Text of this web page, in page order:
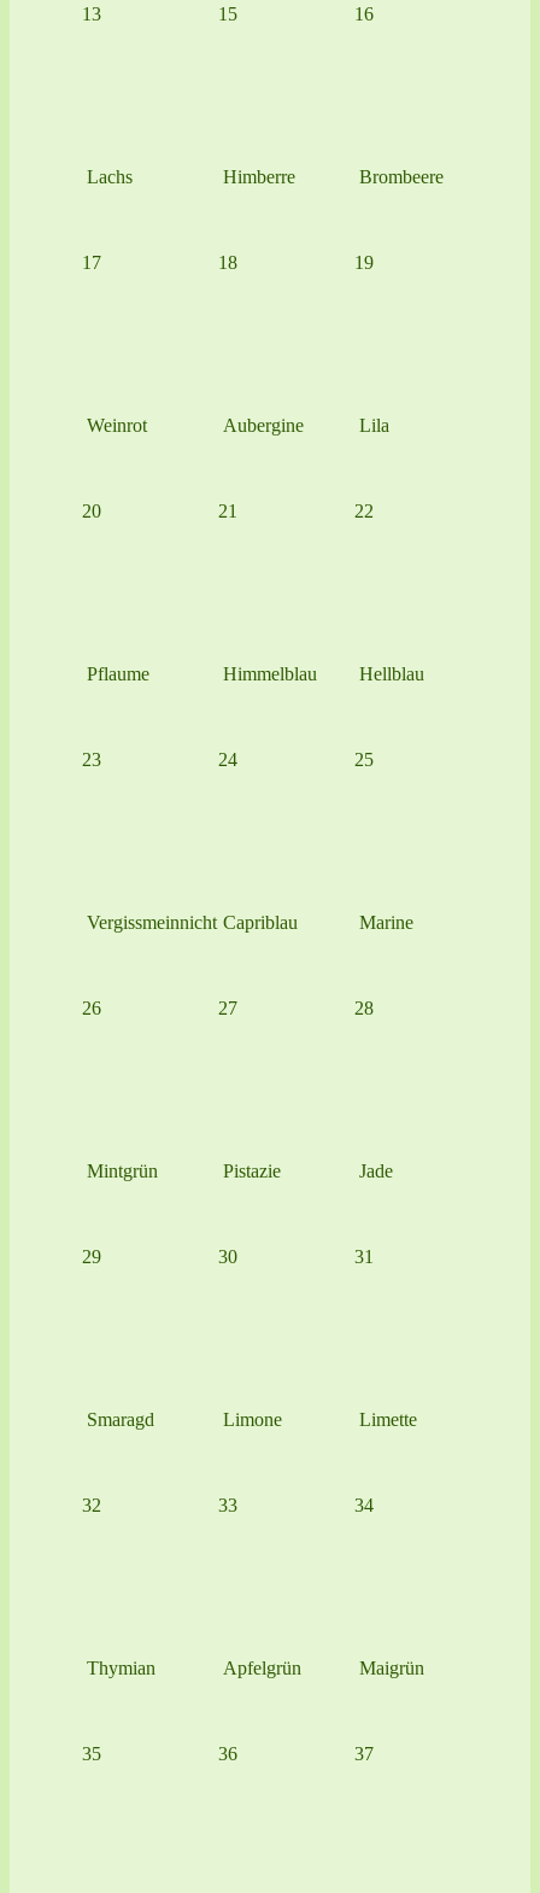
13
Lachs
15
Himberre
16
Brombeere
17
Weinrot
18
Aubergine
19
Lila
20
Pflaume
21
Himmelblau
22
Hellblau
23
Vergissmeinnicht
24
Capriblau
25
Marine
26
Mintgrün
27
Pistazie
28
Jade
29
Smaragd
30
Limone
31
Limette
32
Thymian
33
Apfelgrün
34
Maigrün
35 36 37